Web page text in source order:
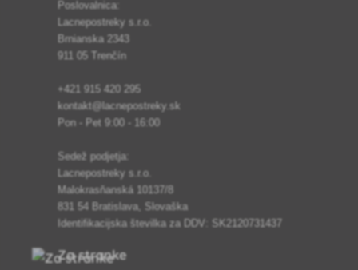
Poslovalnica:
Lacnepostreky s.r.o.
Brnianska 2343
911 05 Trenčín
+421 915 420 295
kontakt@lacnepostreky.sk
Pon - Pet 9:00 - 16:00
Sedež podjetja:
Lacnepostreky s.r.o.
Malokrasňanská 10137/8
831 54 Bratislava, Slovaška
Identifikacijska številka za DDV: SK2120731437
Za stranke